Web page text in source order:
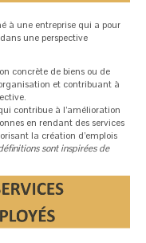
à une entreprise qui a pour
une perspective
concrète de biens ou de
et contribuant à
contribue à l’amélioration
en rendant des services
la création d’emplois
sont inspirées de